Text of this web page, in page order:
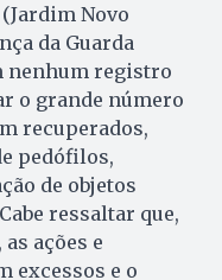
Novo
da Guarda
nenhum registro
o grande número
recuperados,
pedófilos,
de objetos
ressaltar que,
ações e
excessos e o